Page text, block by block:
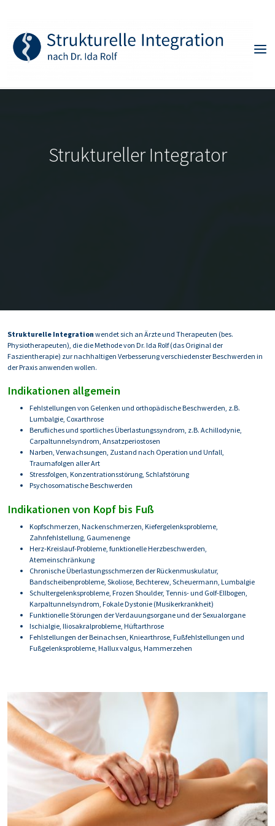
Struktureller Integrator
Strukturelle Integration wendet sich an Ärzte und Therapeuten (bes.
Physiotherapeuten), die die Methode von Dr. Ida Rolf (das Original der
Faszientherapie) zur nachhaltigen Verbesserung verschiedenster Beschwerden in
der Praxis anwenden wollen.
Indikationen allgemein
Fehlstellungen von Gelenken und orthopädische Beschwerden, z.B.
Lumbalgie, Coxarthrose
Berufliches und sportliches Überlastungssyndrom, z.B. Achillodynie,
Carpaltunnelsyndrom, Ansatzperiostosen
Narben, Verwachsungen, Zustand nach Operation und Unfall,
Traumafolgen aller Art
Stressfolgen, Konzentrationsstörung, Schlafstörung
Psychosomatische Beschwerden
Indikationen von Kopf bis Fuß
Kopfschmerzen, Nackenschmerzen, Kiefergelenksprobleme,
Zahnfehlstellung, Gaumenenge
Herz-Kreislauf-Probleme, funktionelle Herzbeschwerden,
Atemeinschränkung
Chronische Überlastungsschmerzen der Rückenmuskulatur,
Bandscheibenprobleme, Skoliose, Bechterew, Scheuermann, Lumbalgie
Schultergelenksprobleme, Frozen Shoulder, Tennis- und Golf-Ellbogen,
Karpaltunnelsyndrom, Fokale Dystonie (Musikerkrankheit)
Funktionelle Störungen der Verdauungsorgane und der Sexualorgane
Ischialgie, Iliosakralprobleme, Hüftarthrose
Fehlstellungen der Beinachsen, Kniearthrose, Fußfehlstellungen und
Fußgelenksprobleme, Hallux valgus, Hammerzehen